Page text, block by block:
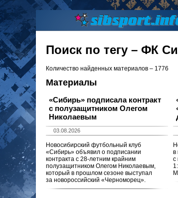
Поиск по тегу – ФК
Количество найденных материалов – 1776
Материалы
«Сибирь» подписала контракт
с полузащитником Олегом
Николаевым
03.08.2026
Новосибирский футбольный клуб
«Сибирь» объявил о подписании
контракта с 28-летним крайним
полузащитником Олегом Николаевым,
который в прошлом сезоне выступал
за новороссийский «Черноморец».
в
с